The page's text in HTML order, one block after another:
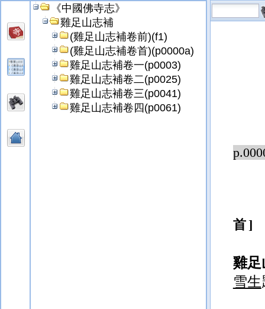
《中國佛寺志》
雞足山志補
(雞足山志補卷前)(f1)
(雞足山志補卷首)(p0000a)
雞足山志補卷一(p0003)
雞足山志補卷二(p0025)
雞足山志補卷三(p0041)
雞足山志補卷四(p0061)
首
雞足
雪生